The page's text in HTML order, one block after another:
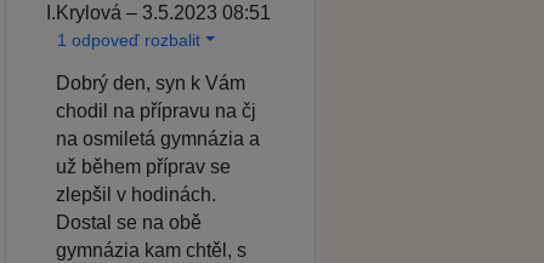
I.Krylová – 3.5.2023 08:51
1 odpoveď rozbalit
Dobrý den, syn k Vám
chodil na přípravu na čj
na osmiletá gymnázia a
už během příprav se
zlepšil v hodinách.
Dostal se na obě
gymnázia kam chtěl, s